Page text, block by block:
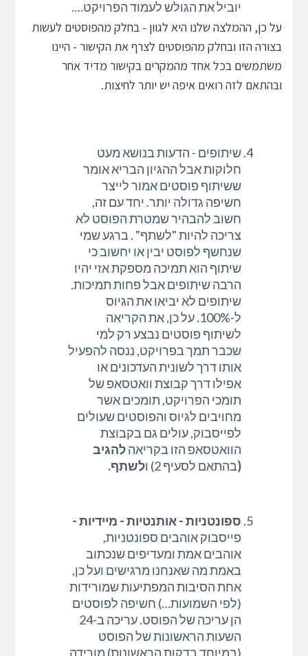
יוביל את הגולש לעמוד הפרויקט….
על כן, ההמלצה שלנו היא לגוון - בחלק מהפוסטים לעשות
בצורה הזו ובחלק מהפוסטים לצרף את הקישור - היינו
משתמשים בכל אחד מהמקרים בקישור מדיד אחר
ובהתאם לזה רואים איפה יש יותר לחיצות.
שיתופים - הדעות בנושא מעט
חלוקות אבל ההגיון הבריא אומר
ששיתוף פוסטים אמור לייצר
חשיפה גדולה יותר. יחד עם זה,
חשוב להבהיר שמטרת הפוסט לא
צריכה להיות "לשתף" . ברגע שמי
שנחשף לפוסט יבין או יחשוב כי
שיתוף הוא תמיכה מספקת אזי יהיו
הרבה שיתופים אבל פחות תמיכות.
שיתופים לא יביאו את הגיוס
ל-100%. על כן, את הקריאה
לשיתוף פוסטים נבצע רק למי
שכבר תמך בפרויקט, ננסה להפעיל
אותו דרך לשונית העדכונים או
אפילו דרך קבוצת וואטסאפ של
תומכי הפרויקט, תומכים אשר
מחויבים לגיוס והפוסטים שעולים
לפייסבוק, עולים גם בקבוצת
הוואטסאפ הזו בקריאהלהגיב
(בהתאם לסעיף 2) ו לשתף.
ספונטניות - אותנטיות - מיידיות -
פייסבוק אוהבים ספונטניות,
אוהבים אמת ומעדיפים שנכתוב
באמת מה שאנחנו מרגישים ועל כן,
אחת הסיבות המפתיעות שמורידות
(לפי השמועות…) חשיפה לפוסטים
הן עריכה של הפוסט. עריכה ב-24
השעות הראשונות של הפוסט
(במיוחד בדקות הראשונות) מורידה